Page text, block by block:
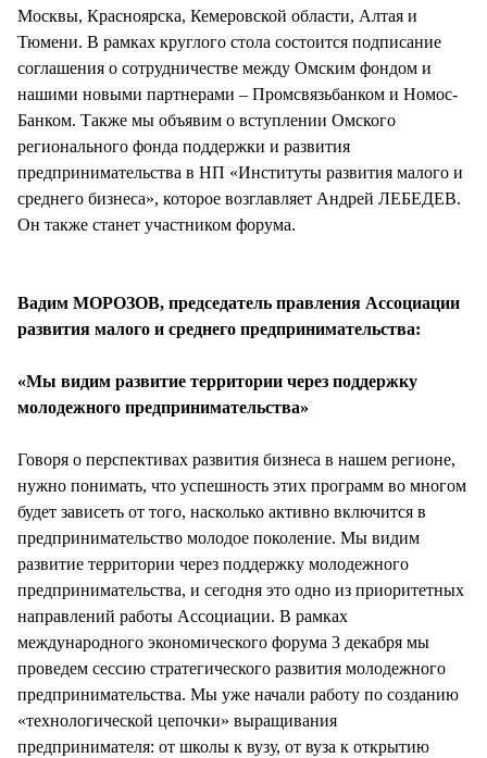
Москвы, Красноярска, Кемеровской области, Алтая и
Тюмени. В рамках круглого стола состоится подписание
соглашения о сотрудничестве между Омским фондом и
нашими новыми партнерами – Промсвязьбанком и Номос-
Банком. Также мы объявим о вступлении Омского
регионального фонда поддержки и развития
предпринимательства в НП «Институты развития малого и
среднего бизнеса», которое возглавляет Андрей ЛЕБЕДЕВ.
Он также станет участником форума.
Вадим МОРОЗОВ, председатель правления Ассоциации
развития малого и среднего предпринимательства:
«Мы видим развитие территории через поддержку
молодежного предпринимательства»
Говоря о перспективах развития бизнеса в нашем регионе,
нужно понимать, что успешность этих программ во многом
будет зависеть от того, насколько активно включится в
предпринимательство молодое поколение. Мы видим
развитие территории через поддержку молодежного
предпринимательства, и сегодня это одно из приоритетных
направлений работы Ассоциации. В рамках
международного экономического форума 3 декабря мы
проведем сессию стратегического развития молодежного
предпринимательства. Мы уже начали работу по созданию
«технологической цепочки» выращивания
предпринимателя: от школы к вузу, от вуза к открытию